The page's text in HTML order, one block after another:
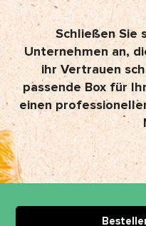
Schließen Sie
Unternehmen an,
ihr Vertrauen
passende Box für
einen